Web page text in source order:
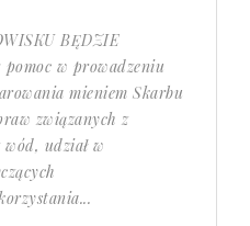
BĘDZIE
w prowadzeniu
mieniem Skarbu
związanych z
udział w